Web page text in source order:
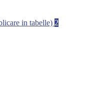
in tabelle) 2